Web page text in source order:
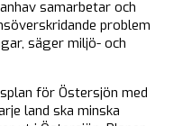
samarbetar och
problem
säger miljö- och
för Östersjön med
land ska minska